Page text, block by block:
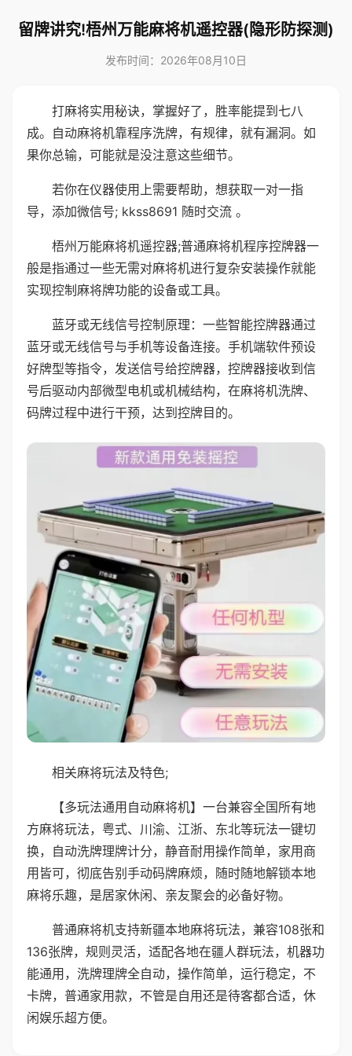
留牌讲究!梧州万能麻将机遥控器(隐形防探测)
发布时间：2026年08月10日
打麻将实用秘诀，掌握好了，胜率能提到七八
成。自动麻将机靠程序洗牌，有规律，就有漏洞。如
果你总输，可能就是没注意这些细节。
若你在仪器使用上需要帮助，想获取一对一指
导，添加微信号; kkss8691 随时交流 。
梧州万能麻将机遥控器;普通麻将机程序控牌器一
般是指通过一些无需对麻将机进行复杂安装操作就能
实现控制麻将牌功能的设备或工具。
蓝牙或无线信号控制原理：一些智能控牌器通过
蓝牙或无线信号与手机等设备连接。手机端软件预设
好牌型等指令，发送信号给控牌器，控牌器接收到信
号后驱动内部微型电机或机械结构，在麻将机洗牌、
码牌过程中进行干预，达到控牌目的。
相关麻将玩法及特色;
【多玩法通用自动麻将机】一台兼容全国所有地
方麻将玩法，粤式、川渝、江浙、东北等玩法一键切
换，自动洗牌理牌计分，静音耐用操作简单，家用商
用皆可，彻底告别手动码牌麻烦，随时随地解锁本地
麻将乐趣，是居家休闲、亲友聚会的必备好物。
普通麻将机支持新疆本地麻将玩法，兼容108张和
136张牌，规则灵活，适配各地在疆人群玩法，机器功
能通用，洗牌理牌全自动，操作简单，运行稳定，不
卡牌，普通家用款，不管是自用还是待客都合适，休
闲娱乐超方便。